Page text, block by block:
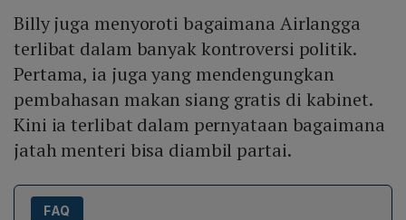
Billy juga menyoroti bagaimana Airlangga
terlibat dalam banyak kontroversi politik.
Pertama, ia juga yang mendengungkan
pembahasan makan siang gratis di kabinet.
Kini ia terlibat dalam pernyataan bagaimana
jatah menteri bisa diambil partai.
FAQ